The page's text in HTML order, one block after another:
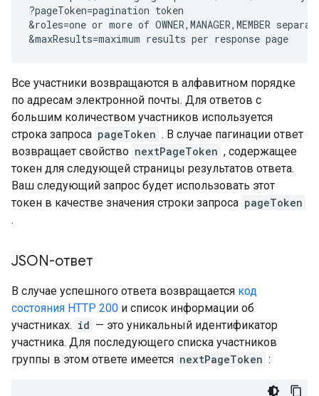
?pageToken=pagination token
&roles=one or more of OWNER,MANAGER,MEMBER
&maxResults=maximum results per response page
Все участники возвращаются в алфавитном порядке
по адресам электронной почты. Для ответов с
большим количеством участников используется
строка запроса pageToken . В случае пагинации ответ
возвращает свойство nextPageToken , содержащее
токен для следующей страницы результатов ответа.
Ваш следующий запрос будет использовать этот
токен в качестве значения строки запроса pageToken
.
JSON-ответ
В случае успешного ответа возвращается код
состояния HTTP 200 и список информации об
участниках. id — это уникальный идентификатор
участника. Для последующего списка участников
группы в этом ответе имеется nextPageToken :